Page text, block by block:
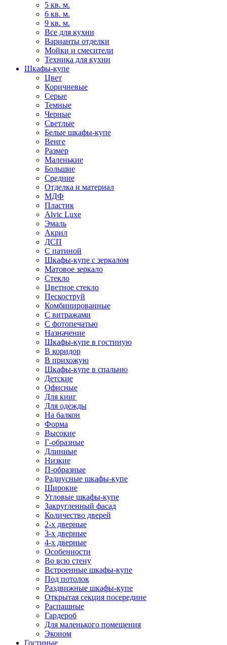
5 кв. м.
6 кв. м.
9 кв. м.
Все для кухни
Варианты отделки
Мойки и смесители
Техника для кухни
Шкафы-купе
Цвет
Коричневые
Серые
Темные
Черные
Светлые
Белые шкафы-купе
Венге
Размер
Маленькие
Большие
Средние
Отделка и материал
МДФ
Пластик
Alvic Luxe
Эмаль
Акрил
ДСП
С патиной
Шкафы-купе с зеркалом
Матовое зеркало
Стекло
Цветное стекло
Пескоструй
Комбинированные
С витражами
С фотопечатью
Назначение
Шкафы-купе в гостиную
В коридор
В прихожую
Шкафы-купе в спальню
Детские
Офисные
Для книг
Для одежды
На балкон
Форма
Высокие
Г-образные
Длинные
Низкие
П-образные
Радиусные шкафы-купе
Широкие
Угловые шкафы-купе
Закругленный фасад
Количество дверей
2-х дверные
3-х дверные
4-х дверные
Особенности
Во всю стену
Встроенные шкафы-купе
Под потолок
Раздвижные шкафы-купе
Открытая секция посередине
Распашные
Гардероб
Для маленького помещения
Эконом
Гостиные